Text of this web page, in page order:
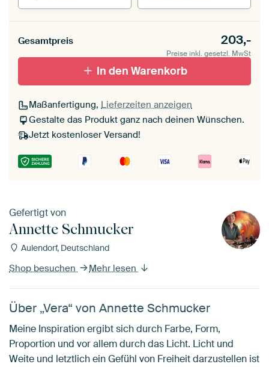
Mit Schattenfugenrahmen,
schwarz
Mit Schattenfugenrahmen,
weiß
Leinwand für
Seitenkanten
Gesamtpreis 203,-
Preise inkl. gesetzl. MwSt
In den Warenkorb
Maßanfertigung, Lieferzeiten anzeigen
Gestalte das Produkt ganz nach deinen Wünschen.
Jetzt kostenloser Versand!
Gefertigt von
Annette Schmucker
Aulendorf, Deutschland
Shop besuchen Mehr lesen
Über „Vera“ von Annette Schmucker
Meine Inspiration ergibt sich durch Farbe, Form,
Proportion und vor allem durch das Licht. Licht und
Weite und letztlich ein Gefühl von Freiheit darzustellen ist